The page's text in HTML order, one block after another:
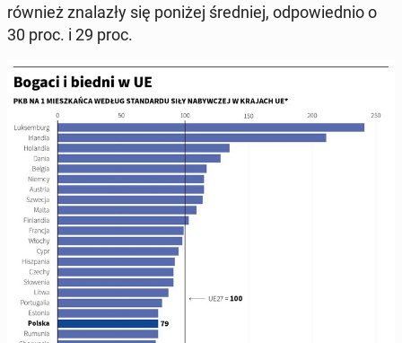
również zna­la­zły się poniżej śred­niej, od­po­wied­nio o
30 proc. i 29 proc.